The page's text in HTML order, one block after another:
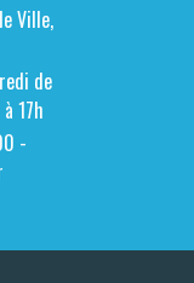
Ville,
de
17h
-